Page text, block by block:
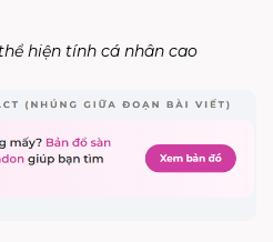
hiện tính cá nhân cao